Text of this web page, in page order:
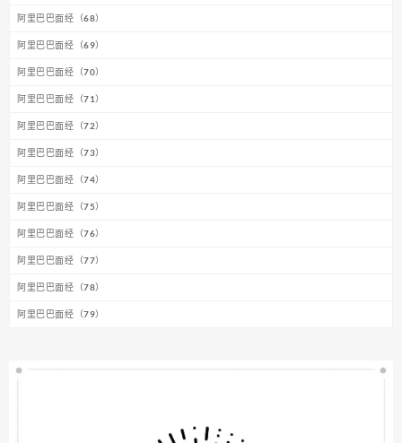
阿里巴巴面经（68）
阿里巴巴面经（69）
阿里巴巴面经（70）
阿里巴巴面经（71）
阿里巴巴面经（72）
阿里巴巴面经（73）
阿里巴巴面经（74）
阿里巴巴面经（75）
阿里巴巴面经（76）
阿里巴巴面经（77）
阿里巴巴面经（78）
阿里巴巴面经（79）